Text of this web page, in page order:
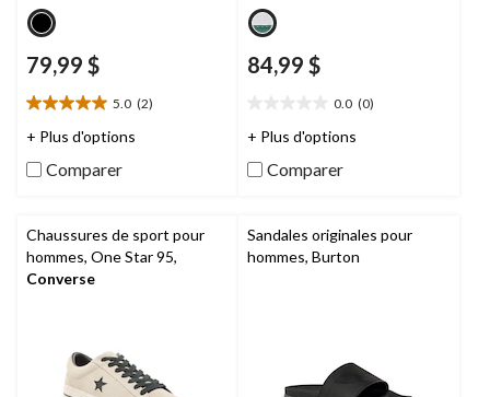
79,99 $
5.0 (2)
5.0
étoile(s)
5.
+ Plus d'options
Comparer
84,99 $
0.0 (0)
étoile(s)
5.
+ Plus d'options
Comparer
Chaussures de sport pour
hommes, One Star 95,
Converse
Sandales originales pour
hommes, Burton